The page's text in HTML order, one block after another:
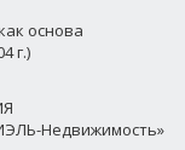
основа
г.)
Недвижимость»